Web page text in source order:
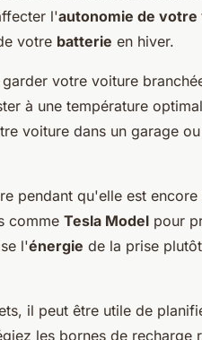
l'autonomie de votre
votre batterie en hiver.
votre voiture
à une température
voiture dans un garage
pendant qu'elle est
comme Tesla Model pour
l'énergie de la prise
il peut être utile de
les bornes de recharge